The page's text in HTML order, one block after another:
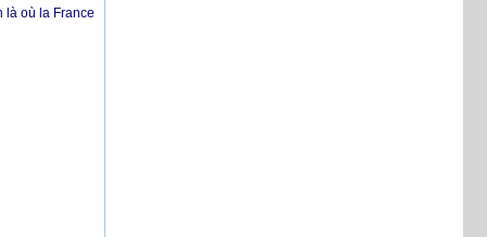
là où la France